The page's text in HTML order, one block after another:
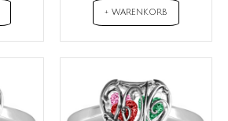
+ WARENKORB